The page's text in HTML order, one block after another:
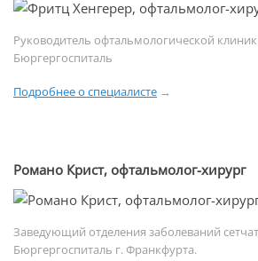
Руководитель офтальмологической
Бюргергоспиталь
Подробнее о специалисте →
Романо Крист, офтальмолог-хирург
Заведующий отделения заболеваний
Бюргергоспиталь г. Франкфурта.